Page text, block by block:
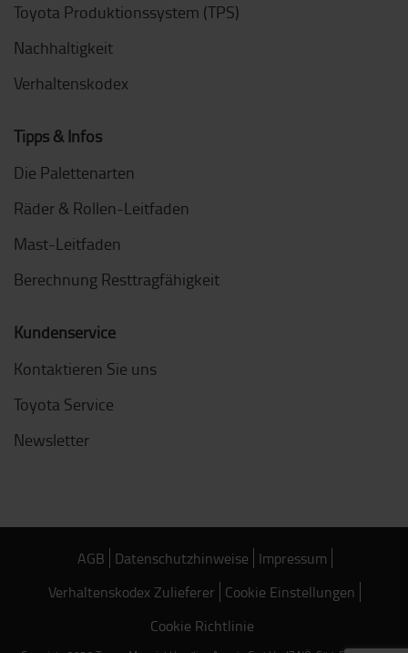
Toyota Produktionssystem (TPS)
Nachhaltigkeit
Verhaltenskodex
Tipps & Infos
Die Palettenarten
Räder & Rollen-Leitfaden
Mast-Leitfaden
Berechnung Resttragfähigkeit
Kundenservice
Kontaktieren Sie uns
Toyota Service
Newsletter
AGB Datenschutzhinweise Impressum
Verhaltenskodex Zulieferer Cookie Einstellungen
Cookie Richtlinie